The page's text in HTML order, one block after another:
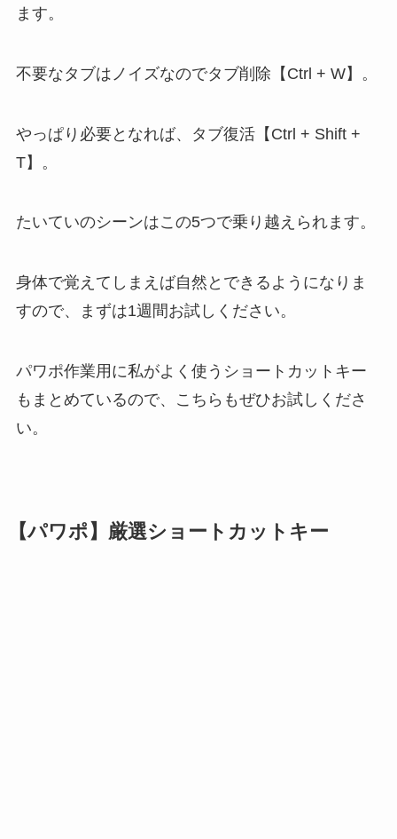
ます。
不要なタブはノイズなのでタブ削除【Ctrl + W】。
やっぱり必要となれば、タブ復活【Ctrl + Shift +
T】。
たいていのシーンはこの5つで乗り越えられます。
身体で覚えてしまえば自然とできるようになりま
すので、まずは1週間お試しください。
パワポ作業用に私がよく使うショートカットキー
もまとめているので、こちらもぜひお試しくださ
い。
【パワポ】厳選ショートカットキー